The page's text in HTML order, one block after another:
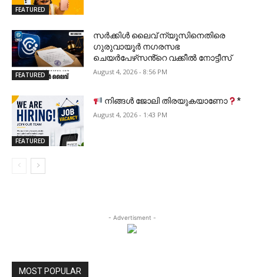
FEATURED
FEATURED
സർക്കിൾ ലൈവ് ന്യൂസിനെതിരെ
ഗുരുവായൂർ നഗരസഭ
ചെയർപേഴ്‌സൻ്റെ വക്കീൽ നോട്ടീസ്
August 4, 2026 - 8:56 PM
FEATURED
നിങ്ങൾ ജോലി തിരയുകയാണോ *
August 4, 2026 - 1:43 PM
- Advertisment -
MOST POPULAR